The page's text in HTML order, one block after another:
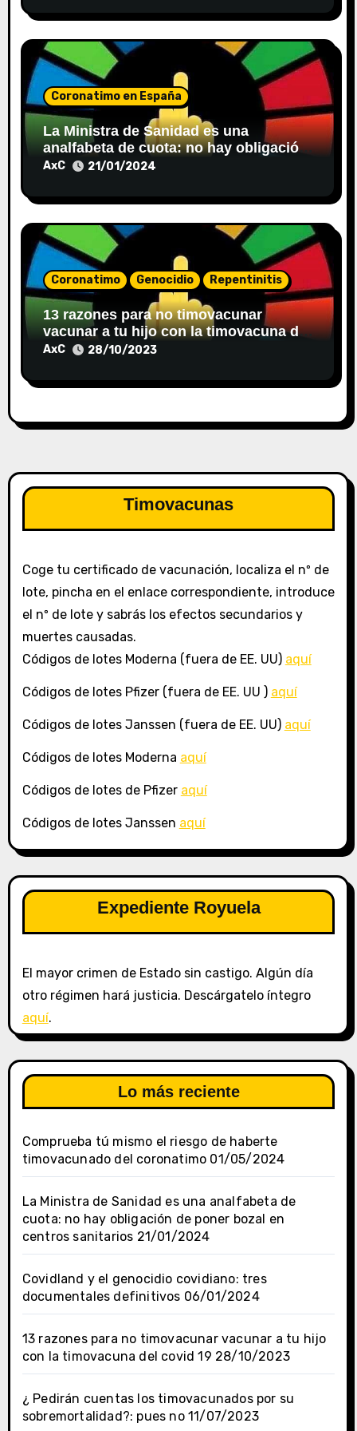
d
a
s
Coronatimo en España
La Ministra de Sanidad es una
analfabeta de cuota: no hay obligación
de poner bozal en centros sanitarios
AxC 21/01/2024
Coronatimo Genocidio Repentinitis
13 razones para no timovacunar
vacunar a tu hijo con la timovacuna del
covid 19
AxC 28/10/2023
Timovacunas
Coge tu certificado de vacunación, localiza el nº de
lote, pincha en el enlace correspondiente, introduce
el nº de lote y sabrás los efectos secundarios y
muertes causadas.
Códigos de lotes Moderna (fuera de EE. UU) aquí
Códigos de lotes Pfizer (fuera de EE. UU ) aquí
Códigos de lotes Janssen (fuera de EE. UU) aquí
Códigos de lotes Moderna aquí
Códigos de lotes de Pfizer aquí
Códigos de lotes Janssen aquí
Expediente Royuela
El mayor crimen de Estado sin castigo. Algún día
otro régimen hará justicia. Descárgatelo íntegro
aquí.
Lo más reciente
Comprueba tú mismo el riesgo de haberte
timovacunado del coronatimo 01/05/2024
La Ministra de Sanidad es una analfabeta de
cuota: no hay obligación de poner bozal en
centros sanitarios 21/01/2024
Covidland y el genocidio covidiano: tres
documentales definitivos 06/01/2024
13 razones para no timovacunar vacunar a tu hijo
con la timovacuna del covid 19 28/10/2023
¿ Pedirán cuentas los timovacunados por su
sobremortalidad?: pues no 11/07/2023